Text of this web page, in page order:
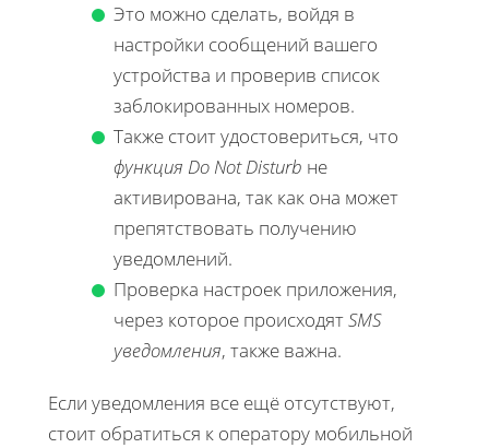
Это можно сделать, войдя в
настройки сообщений вашего
устройства и проверив список
заблокированных номеров.
Также стоит удостовериться, что
функция Do Not Disturb не
активирована, так как она может
препятствовать получению
уведомлений.
Проверка настроек приложения,
через которое происходятSMS
уведомления, также важна.
Если уведомления все ещё отсутствуют,
стоит обратиться к оператору мобильной